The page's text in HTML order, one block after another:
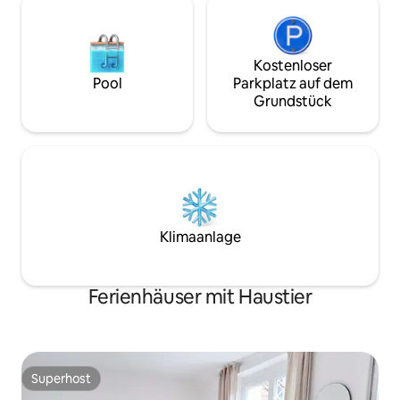
Pool
Kostenloser
Parkplatz auf dem
Grundstück
Klimaanlage
Ferienhäuser mit Haustier
Superhost
Superhost